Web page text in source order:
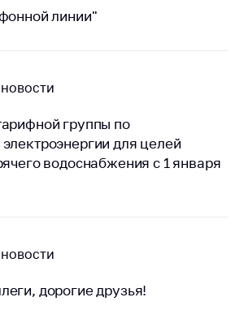
линии"
группы по
для целей
водоснабжения с 1 января
дорогие друзья!